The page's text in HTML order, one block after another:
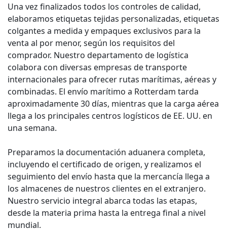
Una vez finalizados todos los controles de calidad,
elaboramos etiquetas tejidas personalizadas, etiquetas
colgantes a medida y empaques exclusivos para la
venta al por menor, según los requisitos del
comprador. Nuestro departamento de logística
colabora con diversas empresas de transporte
internacionales para ofrecer rutas marítimas, aéreas y
combinadas. El envío marítimo a Rotterdam tarda
aproximadamente 30 días, mientras que la carga aérea
llega a los principales centros logísticos de EE. UU. en
una semana.
Preparamos la documentación aduanera completa,
incluyendo el certificado de origen, y realizamos el
seguimiento del envío hasta que la mercancía llega a
los almacenes de nuestros clientes en el extranjero.
Nuestro servicio integral abarca todas las etapas,
desde la materia prima hasta la entrega final a nivel
mundial.